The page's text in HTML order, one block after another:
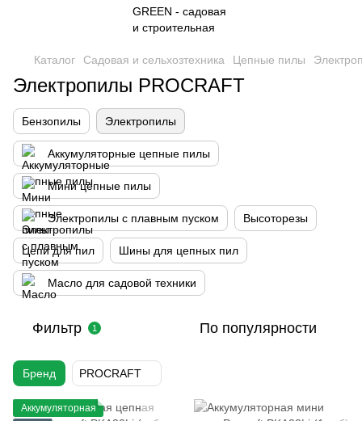
Каталог Садовая и сельхозтехника Цепные пилы
Электропилы PROCRAFT
Бензопилы Электропилы
Аккумуляторные цепные пилы
Мини цепные пилы
Электропилы с плавным пуском Высоторезы
Цепи для пил Шины для цепных пил
Масло для садовой техники
Фильтр 1 По популярности
Бренд PROCRAFT
Аккумуляторная